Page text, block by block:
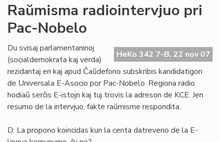
Raŭmisma radiointervjuo pri
Pac-Nobelo
HeKo 342 7-B, 22 nov 07
Du svisaj parlamentaninoj
(socialdemokrata kaj verda)
rezidantaj en kaj apud Ĉaŭdefono subskribis kandidatigon
de Universala E-Asocio por Pac-Nobelo. Regiona radio
hodiaŭ serĉis E-istojn kaj tuj trovis la adreson de KCE. Jen
resumo de la intervjuo, fakte raŭmisme respondita.
D: La propono koincidas kun la centa datreveno de la E-